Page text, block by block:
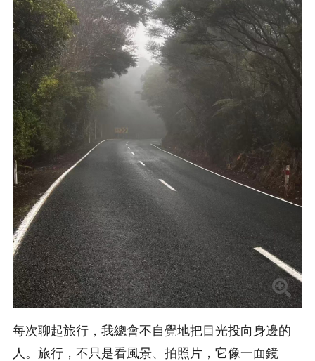
每次聊起旅行，我總會不自覺地把目光投向身邊的
人。旅行，不只是看風景、拍照片，它像一面鏡